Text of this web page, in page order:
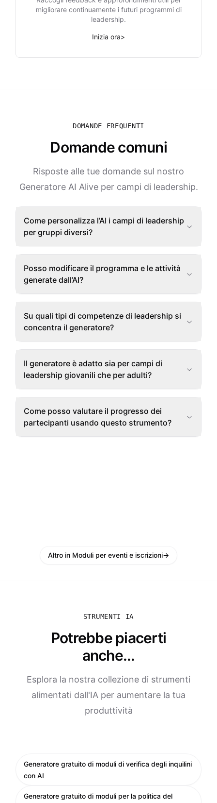
migliorare continuamente i futuri programmi di
leadership.
Inizia ora>
DOMANDE FREQUENTI
Domande comuni
Risposte alle tue domande sul nostro
Generatore AI Alive per campi di leadership.
Come personalizza l’AI i campi di leadership
per gruppi diversi?
Posso modificare il programma e le attività
generate dall’AI?
Su quali tipi di competenze di leadership si
concentra il generatore?
Il generatore è adatto sia per campi di
leadership giovanili che per adulti?
Come posso valutare il progresso dei
partecipanti usando questo strumento?
Altro in Moduli per eventi e iscrizioni→
STRUMENTI IA
Potrebbe piacerti
anche...
Esplora la nostra collezione di strumenti
alimentati dall'IA per aumentare la tua
produttività
Generatore gratuito di moduli di verifica degli inquilini
con AI
Generatore gratuito di moduli per la politica del